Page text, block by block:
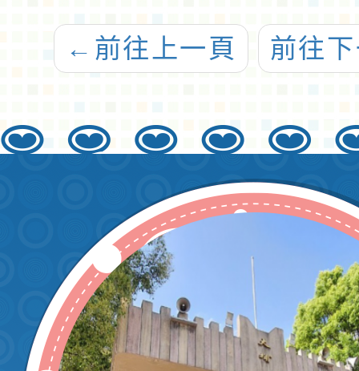
← 前往上一頁 前往